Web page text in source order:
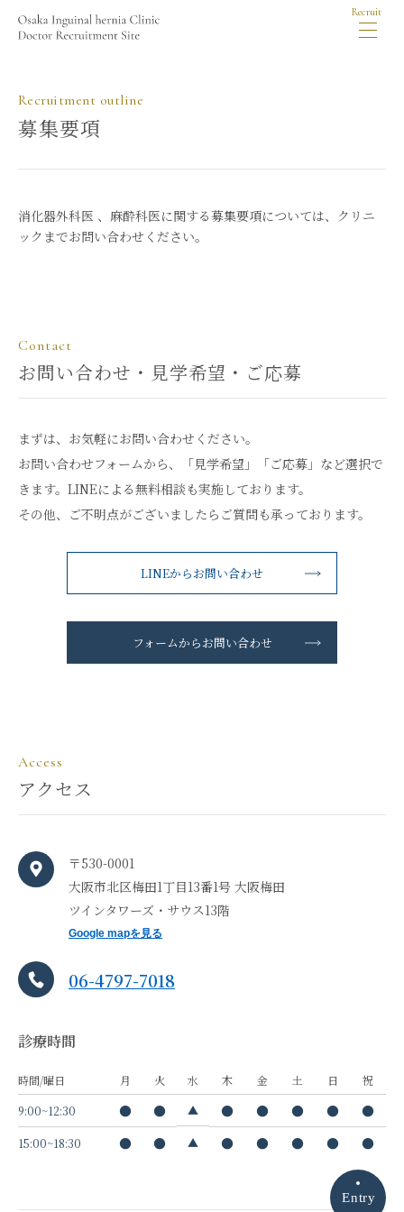
Recruit
Recruitment outline
募集要項
消化器外科医 、麻酔科医に関する募集要項については、クリニ
ックまでお問い合わせください。
Contact
お問い合わせ・見学希望・ご応募
まずは、お気軽にお問い合わせください。
お問い合わせフォームから、「見学希望」「ご応募」など選択で
きます。LINEによる無料相談も実施しております。
その他、ご不明点がございましたらご質問も承っております。
LINEからお問い合わせ
フォームからお問い合わせ
Access
アクセス
〒530-0001
大阪市北区梅田1丁目13番1号 大阪梅田
ツインタワーズ・サウス13階
Google mapを見る
06-4797-7018
診療時間
時間/曜日 月 火 水 木 金 土 日
祝
9:00~12:30
● ● ▲ ● ● ● ● ●
15:00~18:30 ● ● ▲ ● ● ● ● ●